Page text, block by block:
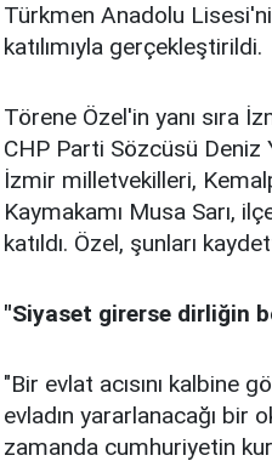
Türkmen Anadolu
katılımıyla gerçekleştirildi.
Törene Özel'in yanı sıra
CHP Parti Sözcüsü Deniz
İzmir milletvekilleri,
Kaymakamı Musa Sarı,
katıldı. Özel, şunları
"Siyaset girerse dirliğin
"Bir evlat acısını kalbine
evladın yararlanacağı bir
zamanda cumhuriyetin